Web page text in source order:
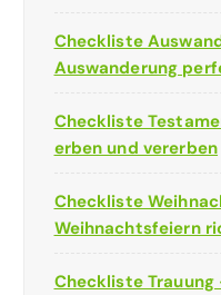
Checkliste
Auswanderung
Checkliste
erben und vererben
Checkliste
Weihnachtsfeiern
Checkliste